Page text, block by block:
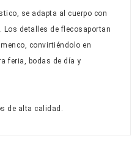
se adapta al cuerpo con
Los detalles de flecos aportan
convirtiéndolo en
feria, bodas de día y
de alta calidad.